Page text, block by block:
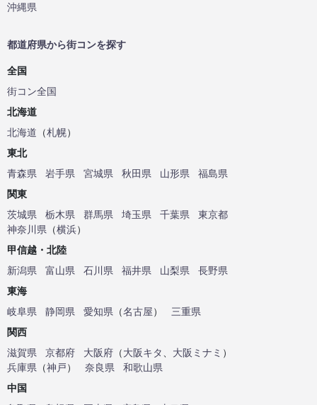
沖縄県
都道府県から街コンを探す
全国
街コン全国
北海道
北海道 （札幌）
東北
青森県
岩手県 宮城県 秋田県 山形県
福島県
関東
茨城県
栃木県 群馬県 埼玉県 千葉県
東京都
神奈川県 （横浜）
甲信越・北陸
新潟県
富山県 石川県 福井県 山梨県
長野県
東海
岐阜県
静岡県 愛知県 （名古屋）
三重県
関西
滋賀県
京都府 大阪府 （大阪キタ 大阪ミナミ ）
兵庫県 （神戸） 奈良県
和歌山県
中国